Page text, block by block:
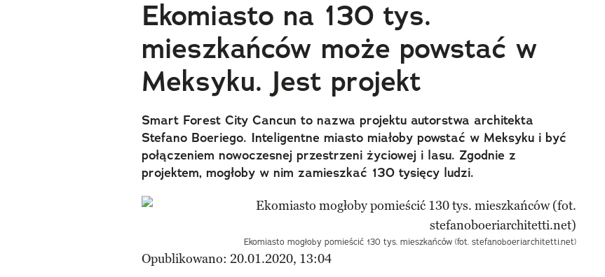
Ekomiasto na 130 tys.
mieszkańców może powstać w
Meksyku. Jest projekt
Smart Forest City Cancun to nazwa projektu autorstwa architekta
Stefano Boeriego. Inteligentne miasto miałoby powstać w Meksyku i być
połączeniem nowoczesnej przestrzeni życiowej i lasu. Zgodnie z
projektem, mogłoby w nim zamieszkać 130 tysięcy ludzi.
Ekomiasto mogłoby pomieścić 130 tys. mieszkańców (fot. stefanoboeriarchitetti.net)
Opublikowano: 20.01.2020, 13:04